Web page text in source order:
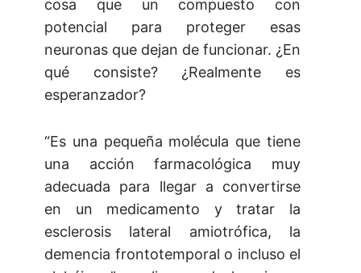
cosa que un compuesto con
potencial para proteger esas
neuronas que dejan de funcionar. ¿En
qué consiste? ¿Realmente es
esperanzador?
“Es una pequeña molécula que tiene
una acción farmacológica muy
adecuada para llegar a convertirse
en un medicamento y tratar la
esclerosis lateral amiotrófica, la
demencia frontotemporal o incluso el